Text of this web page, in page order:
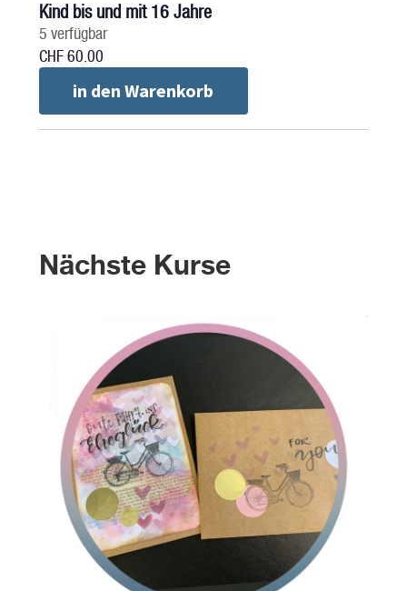
Kind bis und mit 16 Jahre
5 verfügbar
CHF60.00
in den Warenkorb
Nächste Kurse